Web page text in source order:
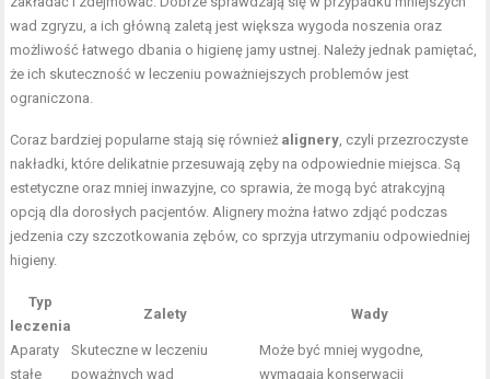
wad zgryzu, a ich główną zaletą jest większa wygoda noszenia oraz
możliwość łatwego dbania o higienę jamy ustnej. Należy jednak pamiętać,
że ich skuteczność w leczeniu poważniejszych problemów jest
ograniczona.
Coraz bardziej popularne stają się również alignery , czyli przezroczyste
nakładki, które delikatnie przesuwają zęby na odpowiednie miejsca. Są
estetyczne oraz mniej inwazyjne, co sprawia, że mogą być atrakcyjną
opcją dla dorosłych pacjentów. Alignery można łatwo zdjąć podczas
jedzenia czy szczotkowania zębów, co sprzyja utrzymaniu odpowiedniej
higieny.
Typ
leczenia
Zalety Wady
Aparaty
stałe
Skuteczne w leczeniu
poważnych wad
Może być mniej wygodne,
wymagają konserwacji